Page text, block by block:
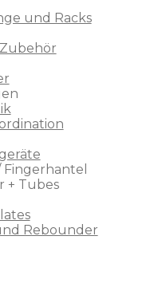
und Racks
+ Tubes
Rebounder